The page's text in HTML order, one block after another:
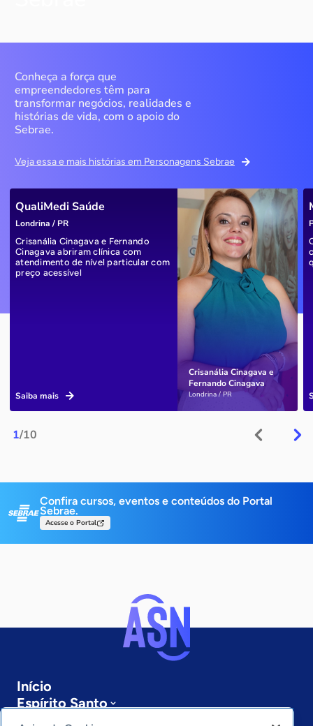
Conheça a força que
empreendedores têm para
transformar negócios, realidades e
histórias de vida, com o apoio do
Sebrae.
Veja essa e mais histórias em Personagens Sebrae
1/10
Crisanália Cinagava e
Fernando Cinagava
Londrina / PR
QualiMedi Saúde
Londrina / PR
Crisanália Cinagava e Fernando
Cinagava abriram clínica com
atendimento de nível particular com
preço acessível
Saiba mais
Confira cursos, eventos e conteúdos do Portal
Sebrae.
Acesse o Portal
Início
Espírito Santo
Sobre a ASN